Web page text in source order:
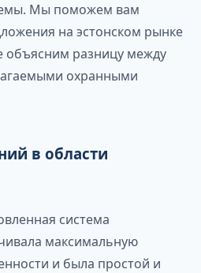
Мы поможем вам
на эстонском рынке
объясним разницу между
охранными
в области
система
максимальную
и была простой и